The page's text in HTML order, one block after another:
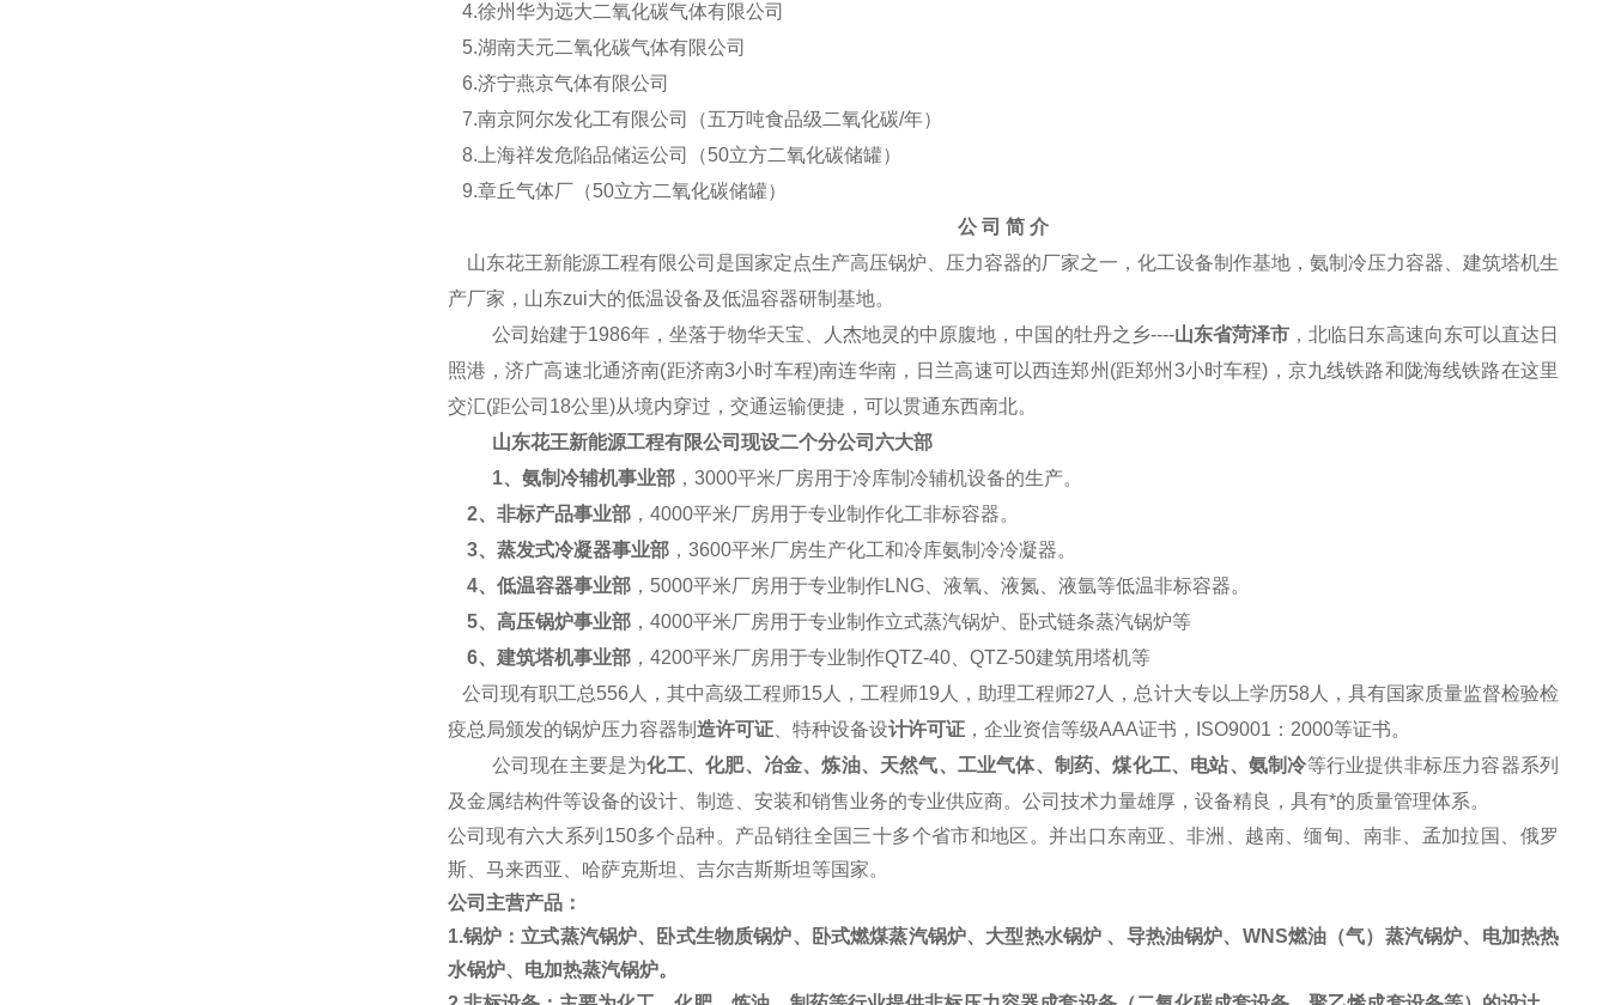
4.徐州华为远大二氧化碳气体有限公司
5.湖南天元二氧化碳气体有限公司
6.济宁燕京气体有限公司
7.南京阿尔发化工有限公司（五万吨食品级二氧化碳/年）
8. 上海祥发危陷品储运公司（50立方二氧化碳储罐）
9.章丘气体厂（50立方二氧化碳储罐）
公 司 简 介
山东花王新能源工程有限公司是国家定点生产高压锅炉、压力容器的厂家之一，化工设备制作基地，氨制冷压力容器、建筑塔机生
产厂家，山东zui大的低温设备及低温容器研制基地。
公司 始建于1986年 ，坐落于物华天宝、人杰地灵的中原腹地，中国的牡丹之乡----山东省菏泽市 ，北临日东高速向东可以直达日
照港，济广高速北通济南(距济南3小时车程)南连华南，日兰高速可以西连郑州(距郑州3小时车程)，京九线铁路和陇海线铁路在这里
交汇(距公司18公里)从境内穿过，交通运输便捷，可以贯通东西南北。
山东花王新能源工程有限公司 现设二个分公司 六大部
1、氨制冷辅机事业部， 3000平米厂房用于冷库制冷辅机设备的生产。
2、非标产品事业部， 4000平米厂房用于专业制作化工非标容器。
3、蒸发式冷凝器事业部， 3600平米厂房生产化工和冷库氨制冷冷凝器。
4、低温容器事业部， 5000平米厂房用于专业制作LNG、液氧、液氮、液氩等低温非标容器。
5、高压锅炉事业部， 4000平米厂房用于专业制作立式蒸汽锅炉、卧式链条蒸汽锅炉等
6、 建筑塔机事业部， 4200平米厂房用于专业制作QTZ-40、QTZ-50建筑用塔机等
公司现有职工总556人，其中高级工程师15人，工程师19人，助理工程师27人，总计大专以上学历58人，具有国家质量监督检验检
疫总局颁发的锅炉压力容器制 造许可证、特种设备设计许可证，企业资信等级AAA证书，ISO9001：2000等证书。
公司现在主要是为化工、化肥、冶金、炼油、天然气、工业气体、制药、煤化工、电站、氨制冷等行业提供非标压力容器系列
及金属结构件等设备的设计、制造、安装和销售业务的专业供应商。公司技术力量雄厚，设备精良，具有*的质量管理体系。
公司现有六大系列 150多个品种。产品销往全国三十多个省市和地区。并出口东南亚、非洲、越南、缅甸、南非、孟加拉国、俄罗
斯、 马来西亚 哈萨克斯坦 吉尔吉斯斯坦 等国家。
公司主营产品：
1.锅炉：立式蒸汽锅炉、卧式生物质锅炉、卧式燃煤蒸汽锅炉、 大型热水锅炉 、导热油锅炉、 WNS燃油（气）蒸汽锅炉、电加热热
水锅炉、电加热蒸汽锅炉。